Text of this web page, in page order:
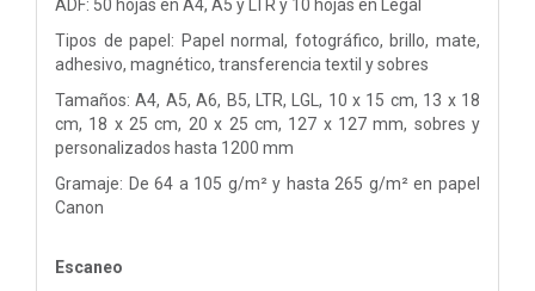
ADF: 50 hojas en A4, A5 y LTR y 10 hojas en Legal
Tipos de papel: Papel normal, fotográfico, brillo, mate,
adhesivo, magnético, transferencia textil y sobres
Tamaños: A4, A5, A6, B5, LTR, LGL, 10 x 15 cm, 13 x 18
cm, 18 x 25 cm, 20 x 25 cm, 127 x 127 mm, sobres y
personalizados hasta 1200 mm
Gramaje: De 64 a 105 g/m² y hasta 265 g/m² en papel
Canon
Escaneo